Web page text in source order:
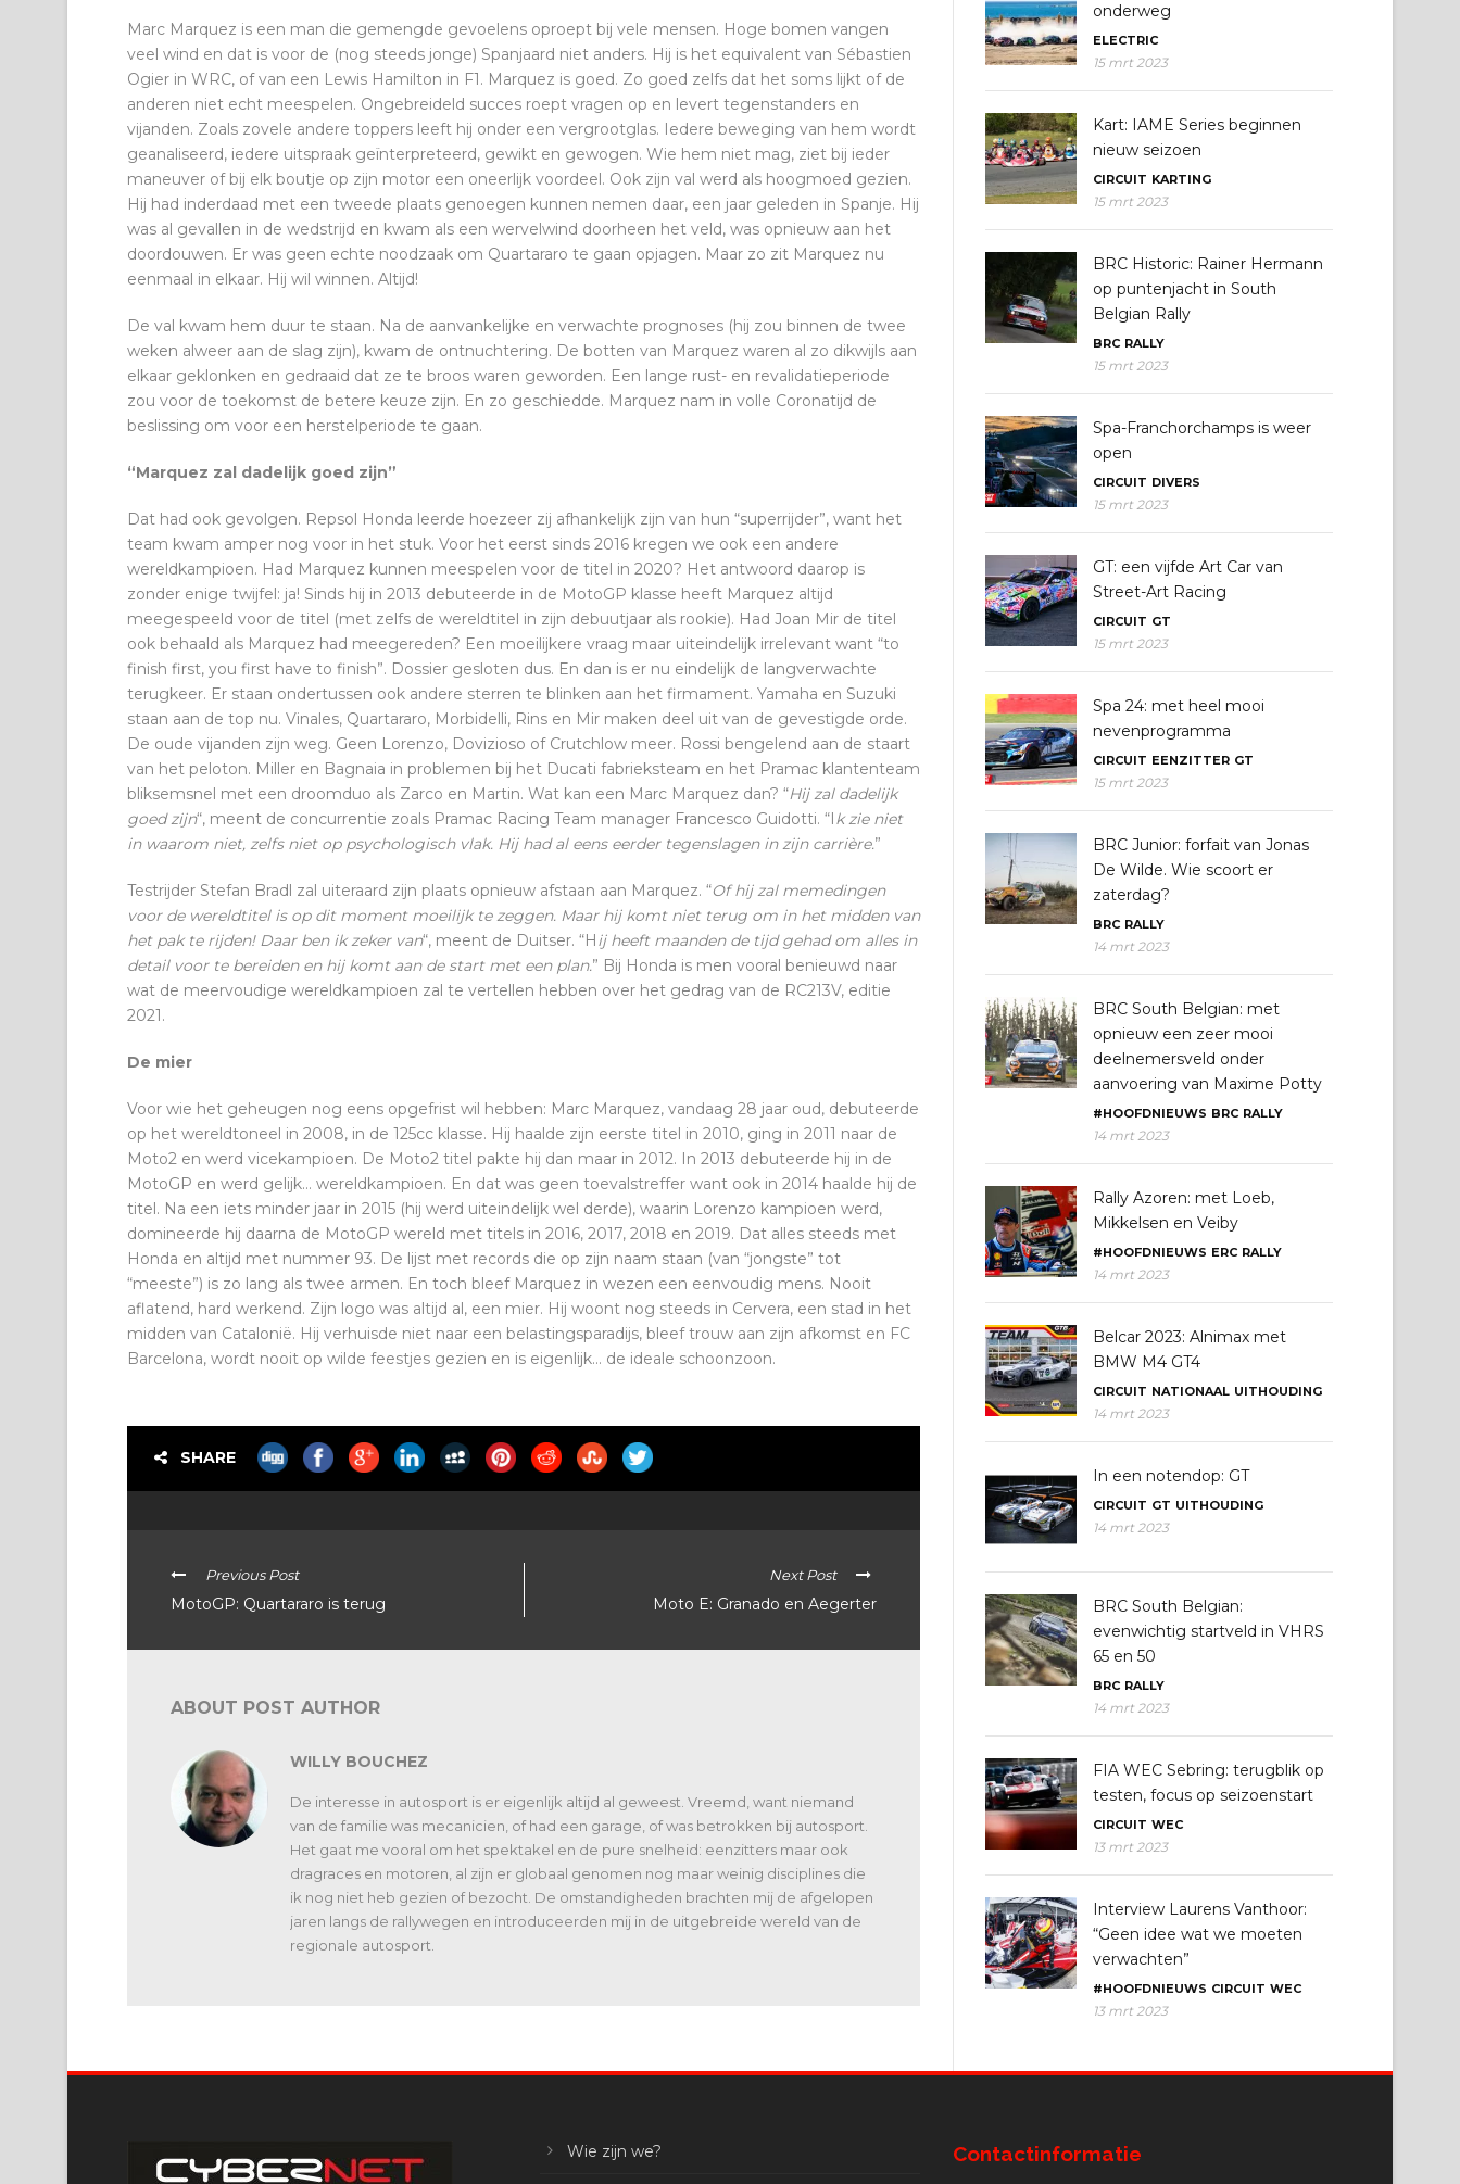
Marc Marquez is een man die gemengde gevoelens oproept bij vele mensen. Hoge bomen vangen
veel wind en dat is voor de (nog steeds jonge) Spanjaard niet anders. Hij is het equivalent van Sébastien
Ogier in WRC, of van een Lewis Hamilton in F1. Marquez is goed. Zo goed zelfs dat het soms lijkt of de
anderen niet echt meespelen. Ongebreideld succes roept vragen op en levert tegenstanders en
vijanden. Zoals zovele andere toppers leeft hij onder een vergrootglas. Iedere beweging van hem wordt
geanaliseerd, iedere uitspraak geïnterpreteerd, gewikt en gewogen. Wie hem niet mag, ziet bij ieder
maneuver of bij elk boutje op zijn motor een oneerlijk voordeel. Ook zijn val werd als hoogmoed gezien.
Hij had inderdaad met een tweede plaats genoegen kunnen nemen daar, een jaar geleden in Spanje. Hij
was al gevallen in de wedstrijd en kwam als een wervelwind doorheen het veld, was opnieuw aan het
doordouwen. Er was geen echte noodzaak om Quartararo te gaan opjagen. Maar zo zit Marquez nu
eenmaal in elkaar. Hij wil winnen. Altijd!
De val kwam hem duur te staan. Na de aanvankelijke en verwachte prognoses (hij zou binnen de twee
weken alweer aan de slag zijn), kwam de ontnuchtering. De botten van Marquez waren al zo dikwijls aan
elkaar geklonken en gedraaid dat ze te broos waren geworden. Een lange rust- en revalidatieperiode
zou voor de toekomst de betere keuze zijn. En zo geschiedde. Marquez nam in volle Coronatijd de
beslissing om voor een herstelperiode te gaan.
“Marquez zal dadelijk goed zijn”
Dat had ook gevolgen. Repsol Honda leerde hoezeer zij afhankelijk zijn van hun “superrijder”, want het
team kwam amper nog voor in het stuk. Voor het eerst sinds 2016 kregen we ook een andere
wereldkampioen. Had Marquez kunnen meespelen voor de titel in 2020? Het antwoord daarop is
zonder enige twijfel: ja! Sinds hij in 2013 debuteerde in de MotoGP klasse heeft Marquez altijd
meegespeeld voor de titel (met zelfs de wereldtitel in zijn debuutjaar als rookie). Had Joan Mir de titel
ook behaald als Marquez had meegereden? Een moeilijkere vraag maar uiteindelijk irrelevant want “to
finish first, you first have to finish”. Dossier gesloten dus. En dan is er nu eindelijk de langverwachte
terugkeer. Er staan ondertussen ook andere sterren te blinken aan het firmament. Yamaha en Suzuki
staan aan de top nu. Vinales, Quartararo, Morbidelli, Rins en Mir maken deel uit van de gevestigde orde.
De oude vijanden zijn weg. Geen Lorenzo, Dovizioso of Crutchlow meer. Rossi bengelend aan de staart
van het peloton. Miller en Bagnaia in problemen bij het Ducati fabrieksteam en het Pramac klantenteam
bliksemsnel met een droomduo als Zarco en Martin. Wat kan een Marc Marquez dan? “Hij zal dadelijk
goed zijn“, meent de concurrentie zoals Pramac Racing Team manager Francesco Guidotti. “Ik zie niet
in waarom niet, zelfs niet op psychologisch vlak. Hij had al eens eerder tegenslagen in zijn carrière.”
Testrijder Stefan Bradl zal uiteraard zijn plaats opnieuw afstaan aan Marquez. “Of hij zal memedingen
voor de wereldtitel is op dit moment moeilijk te zeggen. Maar hij komt niet terug om in het midden van
het pak te rijden! Daar ben ik zeker van“, meent de Duitser. “Hij heeft maanden de tijd gehad om alles in
detail voor te bereiden en hij komt aan de start met een plan.” Bij Honda is men vooral benieuwd naar
wat de meervoudige wereldkampioen zal te vertellen hebben over het gedrag van de RC213V, editie
2021.
De mier
Voor wie het geheugen nog eens opgefrist wil hebben: Marc Marquez, vandaag 28 jaar oud, debuteerde
op het wereldtoneel in 2008, in de 125cc klasse. Hij haalde zijn eerste titel in 2010, ging in 2011 naar de
Moto2 en werd vicekampioen. De Moto2 titel pakte hij dan maar in 2012. In 2013 debuteerde hij in de
MotoGP en werd gelijk… wereldkampioen. En dat was geen toevalstreffer want ook in 2014 haalde hij de
titel. Na een iets minder jaar in 2015 (hij werd uiteindelijk wel derde), waarin Lorenzo kampioen werd,
domineerde hij daarna de MotoGP wereld met titels in 2016, 2017, 2018 en 2019. Dat alles steeds met
Honda en altijd met nummer 93. De lijst met records die op zijn naam staan (van “jongste” tot
“meeste”) is zo lang als twee armen. En toch bleef Marquez in wezen een eenvoudig mens. Nooit
aflatend, hard werkend. Zijn logo was altijd al, een mier. Hij woont nog steeds in Cervera, een stad in het
midden van Catalonië. Hij verhuisde niet naar een belastingsparadijs, bleef trouw aan zijn afkomst en FC
Barcelona, wordt nooit op wilde feestjes gezien en is eigenlijk… de ideale schoonzoon.
SHARE
Previous Post
MotoGP: Quartararo is terug
Next Post
Moto E: Granado en Aegerter
ABOUT POST AUTHOR
WILLY BOUCHEZ
De interesse in autosport is er eigenlijk altijd al geweest. Vreemd, want niemand
van de familie was mecanicien, of had een garage, of was betrokken bij autosport.
Het gaat me vooral om het spektakel en de pure snelheid: eenzitters maar ook
dragraces en motoren, al zijn er globaal genomen nog maar weinig disciplines die
ik nog niet heb gezien of bezocht. De omstandigheden brachten mij de afgelopen
jaren langs de rallywegen en introduceerden mij in de uitgebreide wereld van de
regionale autosport.
onderweg
ELECTRIC
15 mrt 2023
Kart: IAME Series beginnen
nieuw seizoen
CIRCUIT KARTING
15 mrt 2023
BRC Historic: Rainer Hermann
op puntenjacht in South
Belgian Rally
BRC RALLY
15 mrt 2023
Spa-Franchorchamps is weer
open
CIRCUIT DIVERS
15 mrt 2023
GT: een vijfde Art Car van
Street-Art Racing
CIRCUIT GT
15 mrt 2023
Spa 24: met heel mooi
nevenprogramma
CIRCUIT EENZITTER GT
15 mrt 2023
BRC Junior: forfait van Jonas
De Wilde. Wie scoort er
zaterdag?
BRC RALLY
14 mrt 2023
BRC South Belgian: met
opnieuw een zeer mooi
deelnemersveld onder
aanvoering van Maxime Potty
#HOOFDNIEUWS BRC RALLY
14 mrt 2023
Rally Azoren: met Loeb,
Mikkelsen en Veiby
#HOOFDNIEUWS ERC RALLY
14 mrt 2023
Belcar 2023: Alnimax met
BMW M4 GT4
CIRCUIT NATIONAAL UITHOUDING
14 mrt 2023
In een notendop: GT
CIRCUIT GT UITHOUDING
14 mrt 2023
BRC South Belgian:
evenwichtig startveld in VHRS
65 en 50
BRC RALLY
14 mrt 2023
FIA WEC Sebring: terugblik op
testen, focus op seizoenstart
CIRCUIT WEC
13 mrt 2023
Interview Laurens Vanthoor:
“Geen idee wat we moeten
verwachten”
#HOOFDNIEUWS CIRCUIT WEC
13 mrt 2023
Wie zijn we? Contactinformatie